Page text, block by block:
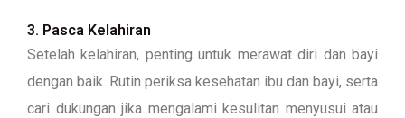
3. Pasca Kelahiran
Setelah kelahiran, penting untuk merawat diri dan bayi
dengan baik. Rutin periksa kesehatan ibu dan bayi, serta
cari dukungan jika mengalami kesulitan menyusui atau